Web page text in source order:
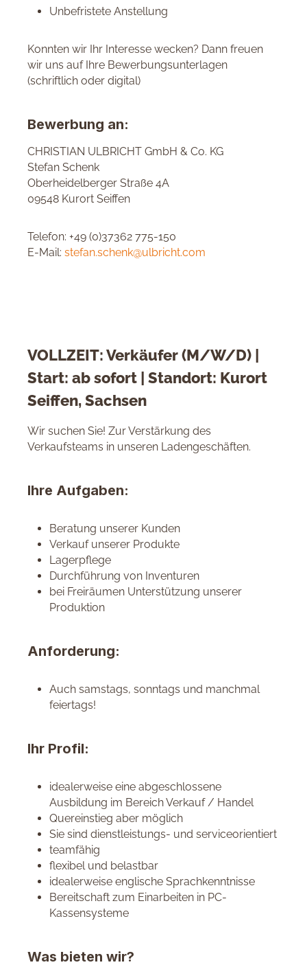
Unbefristete Anstellung
Konnten wir Ihr Interesse wecken? Dann freuen
wir uns auf Ihre Bewerbungsunterlagen
(schriftlich oder digital)
Bewerbung an:
CHRISTIAN ULBRICHT GmbH & Co. KG
Stefan Schenk
Oberheidelberger Straße 4A
09548 Kurort Seiffen
Telefon: +49 (0)37362 775-150
E-Mail: stefan.schenk@ulbricht.com
VOLLZEIT: Verkäufer (M/W/D) |
Start: ab sofort | Standort: Kurort
Seiffen, Sachsen
Wir suchen Sie! Zur Verstärkung des
Verkaufsteams in unseren Ladengeschäften.
Ihre Aufgaben:
Beratung unserer Kunden
Verkauf unserer Produkte
Lagerpflege
Durchführung von Inventuren
bei Freiräumen Unterstützung unserer
Produktion
Anforderung:
Auch samstags, sonntags und manchmal
feiertags!
Ihr Profil:
idealerweise eine abgeschlossene
Ausbildung im Bereich Verkauf / Handel
Quereinstieg aber möglich
Sie sind dienstleistungs- und serviceorientiert
teamfähig
flexibel und belastbar
idealerweise englische Sprachkenntnisse
Bereitschaft zum Einarbeiten in PC-
Kassensysteme
Was bieten wir?